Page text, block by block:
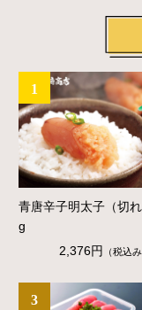
1
青唐辛子明太子（切
g
2,376円
（税込み
3